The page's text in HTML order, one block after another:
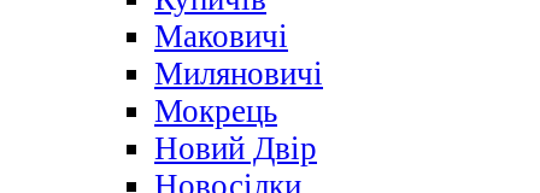
Маковичі
Миляновичі
Мокрець
Новий Двір